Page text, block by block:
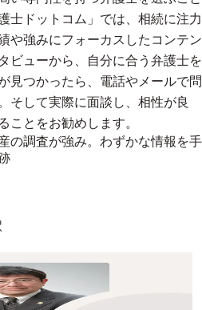
士ドットコム」では、相続に注力
や強みにフォーカスしたコンテン
ビューから、自分に合う弁護士を
見つかったら、電話やメールで問
そして実際に面談し、相性が良
ことをお勧めします。
の調査が強み。わずかな情報を手